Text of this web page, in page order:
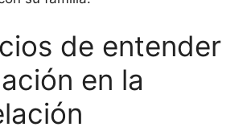
de entender
en la